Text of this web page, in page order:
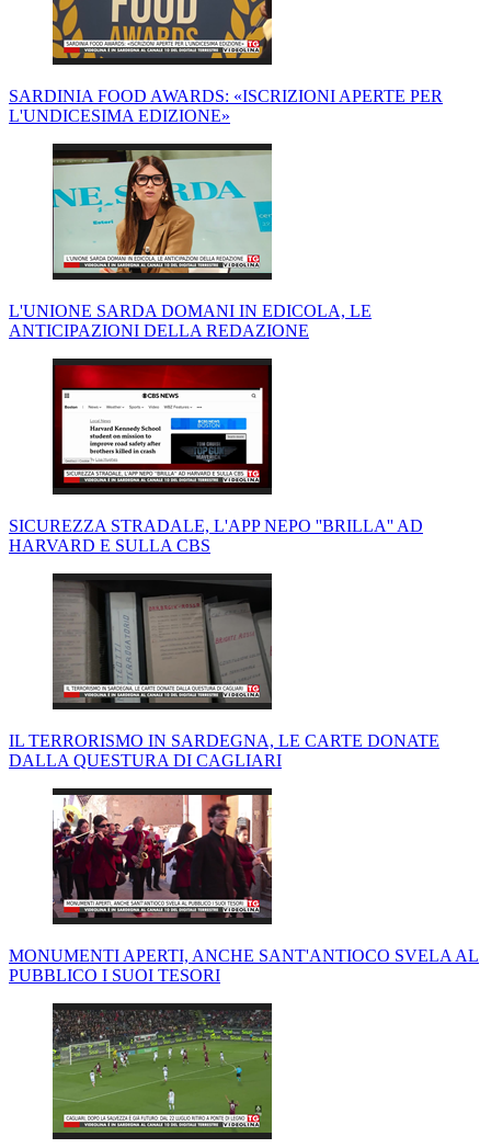
SARDINIA FOOD AWARDS: «ISCRIZIONI APERTE PER
L'UNDICESIMA EDIZIONE»
L'UNIONE SARDA DOMANI IN EDICOLA, LE
ANTICIPAZIONI DELLA REDAZIONE
SICUREZZA STRADALE, L'APP NEPO ''BRILLA'' AD
HARVARD E SULLA CBS
IL TERRORISMO IN SARDEGNA, LE CARTE DONATE
DALLA QUESTURA DI CAGLIARI
MONUMENTI APERTI, ANCHE SANT'ANTIOCO SVELA AL
PUBBLICO I SUOI TESORI